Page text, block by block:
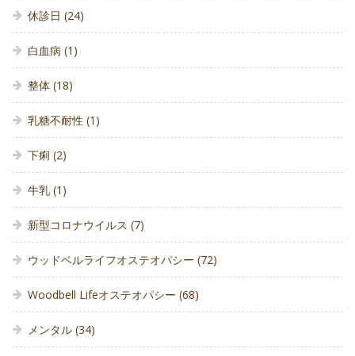
休診日 (24)
白血病 (1)
整体 (18)
乳糖不耐性 (1)
下痢 (2)
牛乳 (1)
新型コロナウイルス (7)
ウッドベルライフオステオパシー (72)
Woodbell Lifeオステオパシー (68)
メンタル (34)